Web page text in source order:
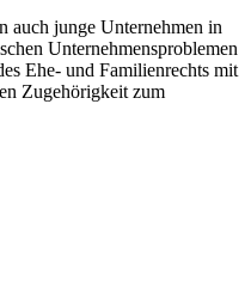
auch junge Unternehmen in
Unternehmensproblemen
Ehe- und Familienrechts mit
Zugehörigkeit zum